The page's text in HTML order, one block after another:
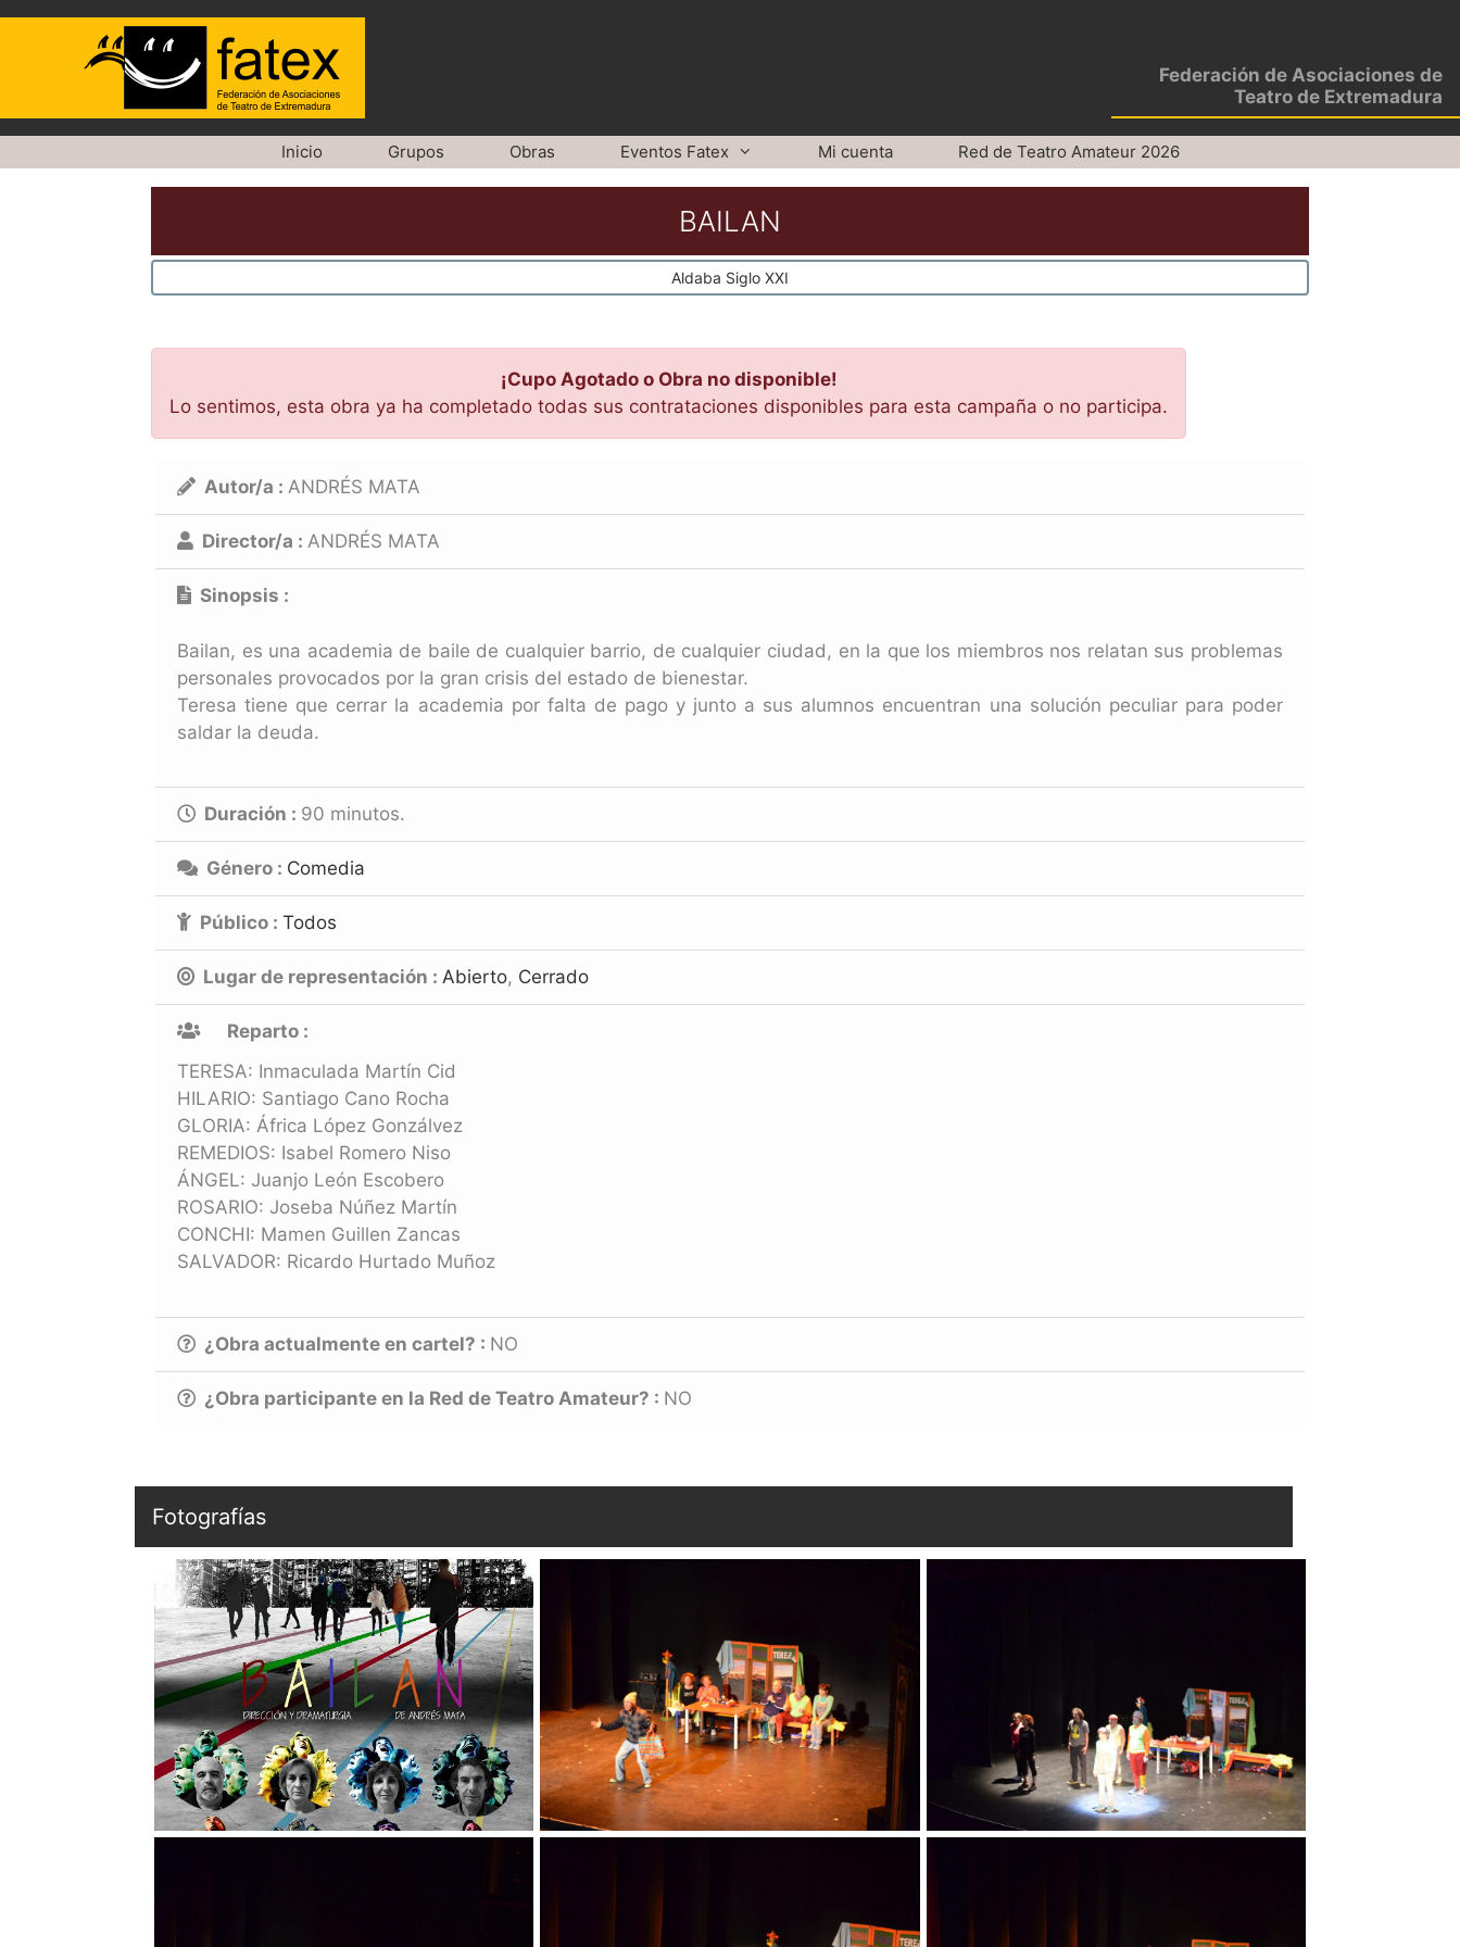
Federación de Asociaciones de
Teatro de Extremadura
al
Inicio Grupos Obras Eventos Fatex Mi cuenta Red de Teatro Amateur 2026
BAILAN
Aldaba Siglo XXI
¡Cupo Agotado o Obra no disponible!
Lo sentimos, esta obra ya ha completado todas sus contrataciones disponibles para esta campaña o no participa.
Autor/a : ANDRÉS MATA
Director/a : ANDRÉS MATA
Sinopsis :
Bailan, es una academia de baile de cualquier barrio, de cualquier ciudad, en la que los miembros nos relatan sus problemas
personales provocados por la gran crisis del estado de bienestar.
Teresa tiene que cerrar la academia por falta de pago y junto a sus alumnos encuentran una solución peculiar para poder
saldar la deuda.
Duración : 90 minutos.
Género : Comedia
Público : Todos
Lugar de representación : Abierto, Cerrado
Reparto :
TERESA: Inmaculada Martín Cid
HILARIO: Santiago Cano Rocha
GLORIA: África López Gonzálvez
REMEDIOS: Isabel Romero Niso
ÁNGEL: Juanjo León Escobero
ROSARIO: Joseba Núñez Martín
CONCHI: Mamen Guillen Zancas
SALVADOR: Ricardo Hurtado Muñoz
¿Obra actualmente en cartel? : NO
¿Obra participante en la Red de Teatro Amateur? : NO
Fotografías